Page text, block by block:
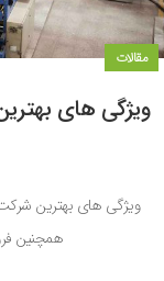
مقالات
ویژگی های
ویژگی های بهترین
همچنین